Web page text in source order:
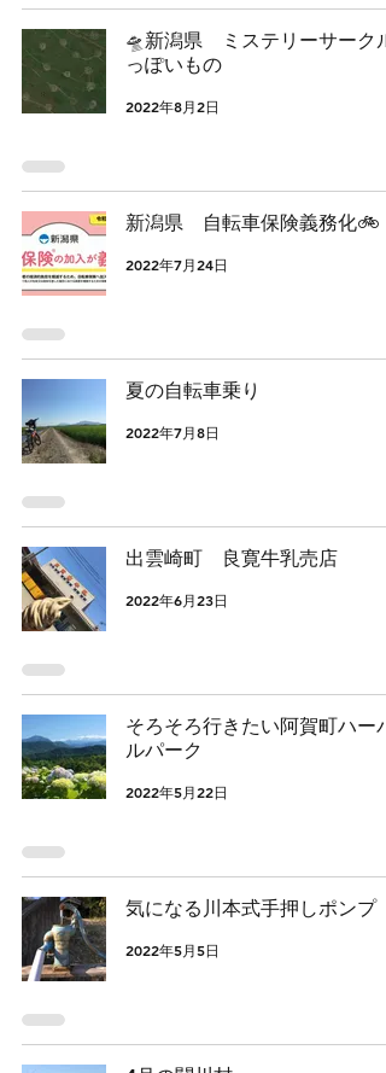
🛸新潟県 ミステリーサークル
っぽいもの
2022年8月2日
新潟県 自転車保険義務化🚲
2022年7月24日
夏の自転車乗り
2022年7月8日
出雲崎町 良寛牛乳売店
2022年6月23日
そろそろ行きたい阿賀町ハーバ
ルパーク
2022年5月22日
気になる川本式手押しポンプ
2022年5月5日